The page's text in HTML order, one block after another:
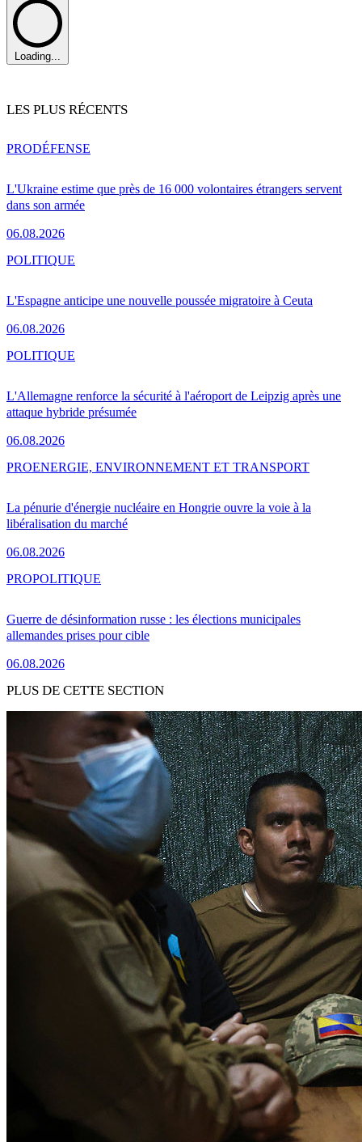
Loading...
LES PLUS RÉCENTS
L'Ukraine estime que près de 16 000 volontaires étrangers servent
dans son armée
06.08.2026
PRODÉFENSE
L'Espagne anticipe une nouvelle poussée migratoire à Ceuta
06.08.2026
POLITIQUE
L'Allemagne renforce la sécurité à l'aéroport de Leipzig après une
attaque hybride présumée
06.08.2026
POLITIQUE
La pénurie d'énergie nucléaire en Hongrie ouvre la voie à la
libéralisation du marché
06.08.2026
PROENERGIE, ENVIRONNEMENT ET TRANSPORT
Guerre de désinformation russe : les élections municipales
allemandes prises pour cible
06.08.2026
PROPOLITIQUE
PLUS DE CETTE SECTION